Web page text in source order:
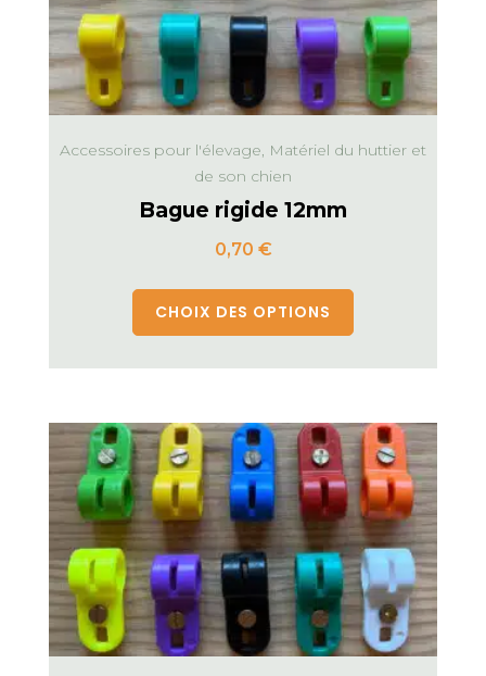
Accessoires pour l'élevage, Matériel du huttier et
de son chien
Bague rigide 12mm
0,70 €
CHOIX DES OPTIONS